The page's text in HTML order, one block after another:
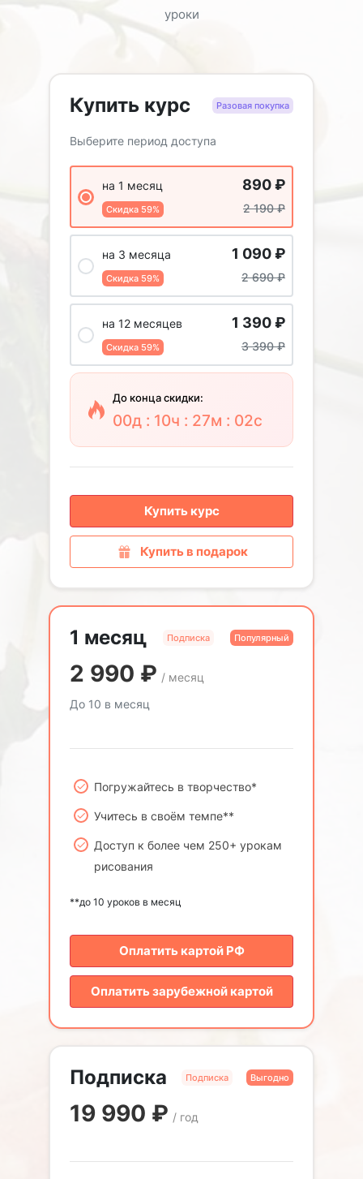
уроки
Купить курс Разовая покупка
Выберите период доступа
на 1 месяц
Скидка 59%
890₽
2 190₽
на 3 месяца
Скидка 59%
1 090₽
2 690₽
на 12 месяцев
Скидка 59%
1 390₽
3 390₽
До конца скидки:
00д : 10ч : 27м : 01с
Купить курс
Купить в подарок
1 месяц Подписка Популярный
2 990 ₽ / месяц
До 10 в месяц
Погружайтесь в творчество*
Учитесь в своём темпе**
Доступ к более чем 250+ урокам
рисования
**до 10 уроков в месяц
Оплатить картой РФ
Оплатить зарубежной картой
Подписка Подписка Выгодно
19 990 ₽ / год